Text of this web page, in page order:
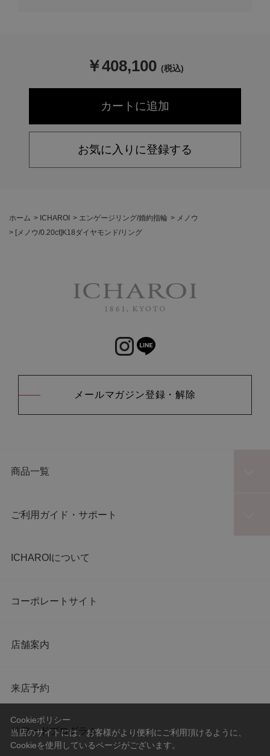
￥408,100 (税込)
お気に入りに登録する
ホーム > ICHAROI > エンゲージリング/婚約指輪 > メノウ
> [メノウ/0.20ct]K18ダイヤモンド/リング
メールマガジン登録・解除
商品一覧
ご利用ガイド・サポート
ICHAROIについて
コーポレートサイト
店舗案内
来店予約
リワードプログラム
Cookieポリシー
当店のサイトには、お客様がより便利にご利用頂けるように、
Cookieを使用しているページがございます。